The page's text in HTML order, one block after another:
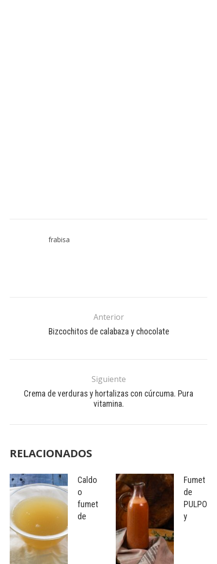
frabisa
Anterior
Bizcochitos de calabaza y chocolate
Siguiente
Crema de verduras y hortalizas con cúrcuma. Pura
vitamina.
RELACIONADOS
Caldo
o
fumet
de
Fumet
de
PULPO
y